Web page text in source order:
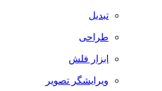
تبدیل
طراحی
ابزار فلش
ویرایشگر تصویر